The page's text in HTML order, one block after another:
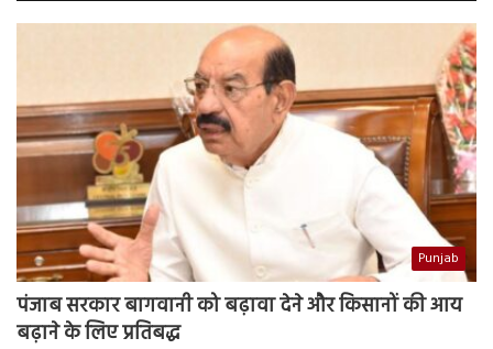
Punjab
पंजाब सरकार बागवानी को बढ़ावा देने और किसानों की आय
बढ़ाने के लिए प्रतिबद्ध